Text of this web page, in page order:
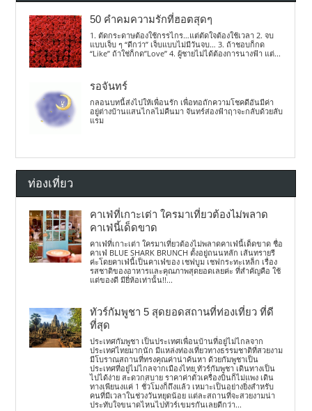
50 คำคมความรักที่ฮอตสุดๆ
1. ตัดกระดาษต้องใช้กรรไกร…แต่ตัดใจต้องใช้เวลา 2. จบ
แบบเจ็บ ๆ “ดีกว่า” เจ็บแบบไม่มีวันจบ… 3. ถ้าชอบก็กด
“Like” ถ้าใช่ก็กด”Love” 4. ผู้ชายไม่ได้ต้องการนางฟ้า แต่...
รอจันทร์
กลอนบทนี้ส่งไปให้เพื่อนรัก เพื่อทอถักความโชคดีอันมีค่า
อยู่ต่างบ้านแสนไกลไม่คืนมา จันทร์ส่องฟ้าฤาจะกลับด้วยลับ
แรม
ท่องเที่ยว
คาเฟ่ที่เกาะเต่า ใครมาเที่ยวต้องไม่พลาด
คาเฟ่นี้เด็ดขาด
คาเฟ่ที่เกาะเต่า ใครมาเที่ยวต้องไม่พลาดคาเฟ่นี้เด็ดขาด ชื่อ
คาเฟ่ BLUE SHARK BRUNCH ตั้งอยู่ถนนหลัก เส้นทรายรี
ค่ะโดยคาเฟ่นี้เป็นคาเฟ่ของ เชฟบูม เชฟกระทะเหล็ก เรื่อง
รสชาติของอาหารและคุณภาพสุดยอดเลยค่ะ ที่สำคัญคือ ใช้
แต่ของดี มียี่ห้อเท่านั้น!!...
ทัวร์กัมพูชา 5 สุดยอดสถานที่ท่องเที่ยว ที่ดี
ที่สุด
ประเทศกัมพูชา เป็นประเทศเพื่อนบ้านที่อยู่ไม่ไกลจาก
ประเทศไทยมากนัก มีแหล่งท่องเที่ยวทางธรรมชาติที่สวยงาม
มีโบราณสถานที่ทรงคุณค่าน่าค้นหา ด้วยกัมพูชาเป็น
ประเทศที่อยู่ไม่ไกลจากเมืองไทย ทัวร์กัมพูชา เดินทางเป็น
ไปได้ง่าย สะดวกสบาย ราคาค่าตั๋วเครื่องบินก็ไม่แพง เดิน
ทางเพียนงแค่ 1 ชั่วโมงก็ถึงแล้ว เหมาะเป็นอย่างยิ่งสำหรับ
คนที่มีเวลาในช่วงวันหยุดน้อย แต่ละสถานที่จะสวยงามน่า
ประทับใจขนาดไหนไปทัวร์เขมรกันเลยดีกว่า...